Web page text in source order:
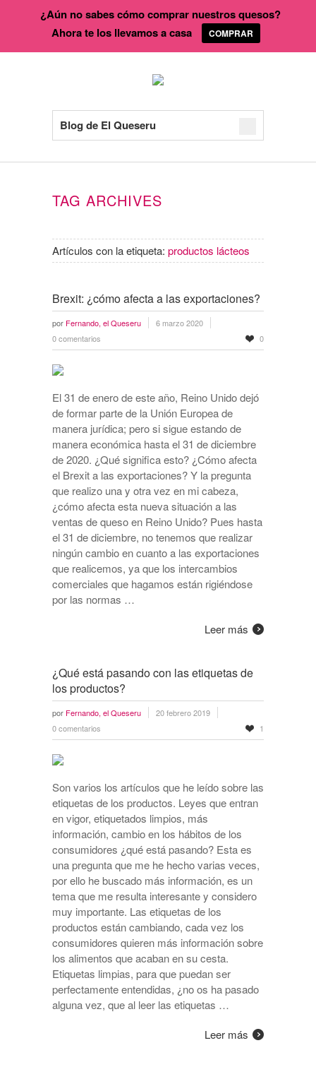
Blog de El Queseru
TAG ARCHIVES
Artículos con la etiqueta: productos lácteos
Brexit: ¿cómo afecta a las exportaciones?
por Fernando, el Queseru
6 marzo 2020
0 comentarios
0
El 31 de enero de este año, Reino Unido dejó
de formar parte de la Unión Europea de
manera jurídica; pero si sigue estando de
manera económica hasta el 31 de diciembre
de 2020. ¿Qué significa esto? ¿Cómo afecta
el Brexit a las exportaciones? Y la pregunta
que realizo una y otra vez en mi cabeza,
¿cómo afecta esta nueva situación a las
ventas de queso en Reino Unido? Pues hasta
el 31 de diciembre, no tenemos que realizar
ningún cambio en cuanto a las exportaciones
que realicemos, ya que los intercambios
comerciales que hagamos están rigiéndose
por las normas …
Leer más
¿Qué está pasando con las etiquetas de
los productos?
por Fernando, el Queseru
20 febrero 2019
0 comentarios
1
Son varios los artículos que he leído sobre las
etiquetas de los productos. Leyes que entran
en vigor, etiquetados limpios, más
información, cambio en los hábitos de los
consumidores ¿qué está pasando? Esta es
una pregunta que me he hecho varias veces,
por ello he buscado más información, es un
tema que me resulta interesante y considero
muy importante. Las etiquetas de los
productos están cambiando, cada vez los
consumidores quieren más información sobre
los alimentos que acaban en su cesta.
Etiquetas limpias, para que puedan ser
perfectamente entendidas, ¿no os ha pasado
alguna vez, que al leer las etiquetas …
Leer más
¿Aún no sabes cómo comprar nuestros quesos?
Ahora te los llevamos a casa
COMPRAR